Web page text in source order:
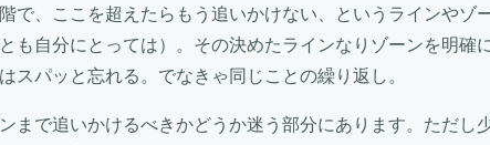
で、ここを超えたらもう追いかけない、というラインやゾ
も自分にとっては）。その決めたラインなりゾーンを明確
スパッと忘れる。でなきゃ同じことの繰り返し。
まで追いかけるべきかどうか迷う部分にあります。ただし